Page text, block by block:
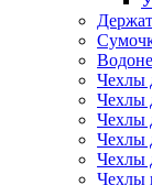
Чехлы
Чехлы
Чехлы
Чехлы
Чехлы
Чехлы